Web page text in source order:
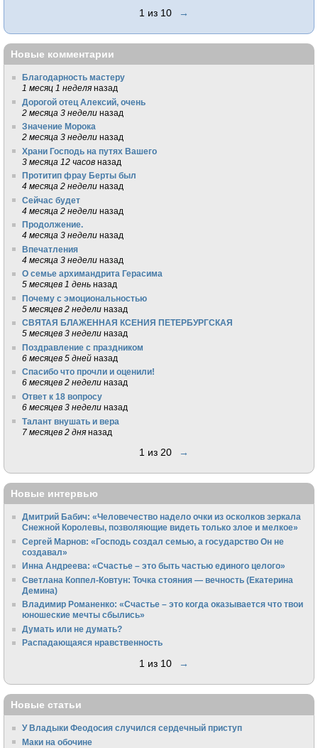
1 из 10 →
Новые комментарии
Благодарность мастеру
1 месяц 1 неделя назад
Дорогой отец Алексий, очень
2 месяца 3 недели назад
Значение Морока
2 месяца 3 недели назад
Храни Господь на путях Вашего
3 месяца 12 часов назад
Протитип фрау Берты был
4 месяца 2 недели назад
Сейчас будет
4 месяца 2 недели назад
Продолжение.
4 месяца 3 недели назад
Впечатления
4 месяца 3 недели назад
О семье архимандрита Герасима
5 месяцев 1 день назад
Почему с эмоциональностью
5 месяцев 2 недели назад
СВЯТАЯ БЛАЖЕННАЯ КСЕНИЯ ПЕТЕРБУРГСКАЯ
5 месяцев 3 недели назад
Поздравление с праздником
6 месяцев 5 дней назад
Спасибо что прочли и оценили!
6 месяцев 2 недели назад
Ответ к 18 вопросу
6 месяцев 3 недели назад
Талант внушать и вера
7 месяцев 2 дня назад
1 из 20 →
Новые интервью
Дмитрий Бабич: «Человечество надело очки из осколков зеркала
Снежной Королевы, позволяющие видеть только злое и мелкое»
Сергей Марнов: «Господь создал семью, а государство Он не
создавал»
Инна Андреева: «Счастье – это быть частью единого целого»
Светлана Коппел-Ковтун: Точка стояния — вечность (Екатерина
Демина)
Владимир Романенко: «Счастье – это когда оказывается что твои
юношеские мечты сбылись»
Думать или не думать?
Распадающаяся нравственность
1 из 10 →
Новые статьи
У Владыки Феодосия случился сердечный приступ
Маки на обочине